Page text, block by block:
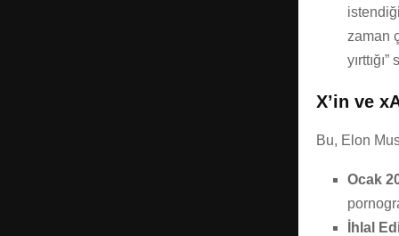
zaman
X’in ve
Bu, Elon
Ocak
İhlal